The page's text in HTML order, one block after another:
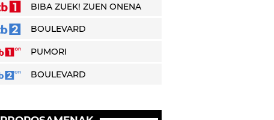
BIBA ZUEK! ZUEN ONENA
BOULEVARD
PUMORI
BOULEVARD